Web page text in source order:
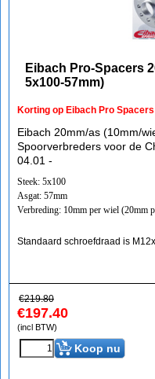
Eibach Pro-Spacers
5x100-57mm)
Korting op Eibach Pro
Eibach 20mm/as (10mm/
Spoorverbreders voor de
04.01 -
Steek: 5x100
Asgat: 57mm
Verbreding: 10mm per wiel (20mm
Standaard schroefdraad is
€219.80
€197.40
(incl BTW)
Koop nu